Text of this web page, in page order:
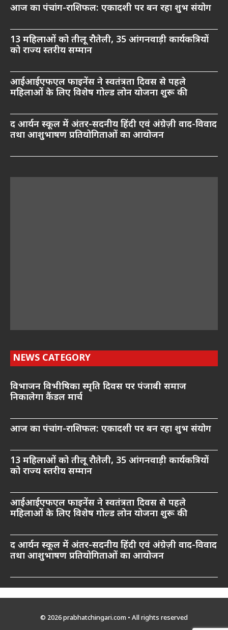
आज का पंचांग-राशिफल: एकादशी पर बन रहा शुभ संयोग
13 महिलाओं को तीलू रौतेली, 35 आंगनवाड़ी कार्यकत्रियों
को राज्य स्तरीय सम्मान
आईआईएफएल फाइनेंस ने स्वतंत्रता दिवस से पहले
महिलाओं के लिए विशेष गोल्ड लोन योजना शुरू की
द आर्यन स्कूल में अंतर-सदनीय हिंदी एवं अंग्रेज़ी वाद-विवाद
तथा आशुभाषण प्रतियोगिताओं का आयोजन
NEWS CATEGORY
विभाजन विभीषिका स्मृति दिवस पर पंजाबी समाज
निकालेगा कैंडल मार्च
आज का पंचांग-राशिफल: एकादशी पर बन रहा शुभ संयोग
13 महिलाओं को तीलू रौतेली, 35 आंगनवाड़ी कार्यकत्रियों
को राज्य स्तरीय सम्मान
आईआईएफएल फाइनेंस ने स्वतंत्रता दिवस से पहले
महिलाओं के लिए विशेष गोल्ड लोन योजना शुरू की
द आर्यन स्कूल में अंतर-सदनीय हिंदी एवं अंग्रेज़ी वाद-विवाद
तथा आशुभाषण प्रतियोगिताओं का आयोजन
© 2026 prabhatchingari.com • All rights reserved